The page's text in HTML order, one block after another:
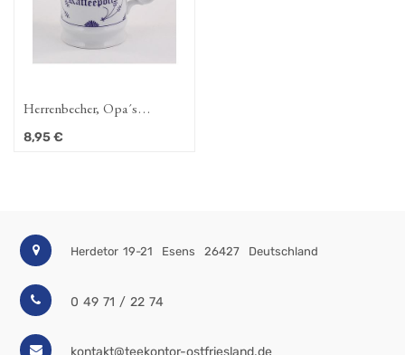
Herrenbecher, Opa´s
Kaffeepott (Indisch-Blau-
8,95€
Herdetor 19-21 Esens 26427 Deutschland
0 49 71 / 22 74
kontakt@teekontor-ostfriesland.de